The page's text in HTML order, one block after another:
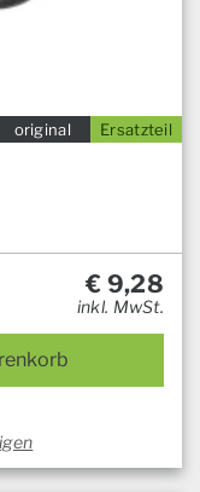
Ersatzteil
original
€ 9,28
inkl. MwSt.